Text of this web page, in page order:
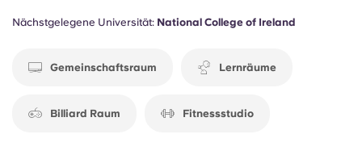
Einzige, was wir zu bieten haben...
Nächstgelegene Universität: National College of Ireland
Gemeinschaftsraum Lernräume
Billiard Raum Fitnessstudio